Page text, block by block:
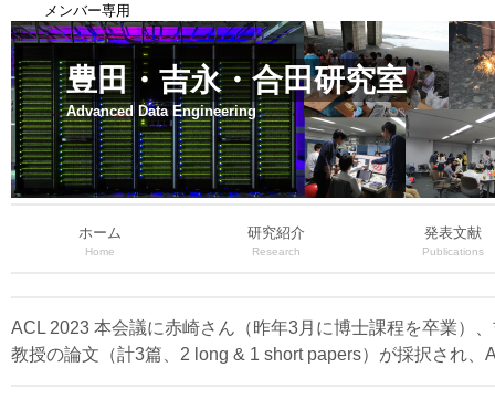
メンバー専用
豊田・吉永・合田研究室
Advanced Data Engineering
ホーム
Home
研究紹介
Research
発表文献
Publications
ACL 2023 本会議に赤崎さん（昨年3月に博士課程を卒業）
教授の論文（計3篇、2 long & 1 short papers）が採択され